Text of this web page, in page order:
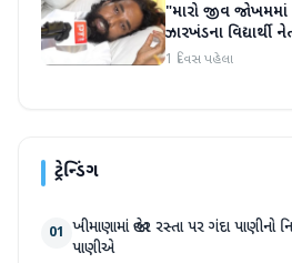
"મારો જીવ
ઝારખંડના વિદ્યાર્થી
તબિયત ખરાબ
1 દિવસ પહેલા
ટ્રેન્ડિંગ
01 ખીમાણામાં જાહેર રસ્તા પર ગંદા
પાણીએ